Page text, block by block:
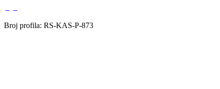
Broj profila: RS-KAS-P-873